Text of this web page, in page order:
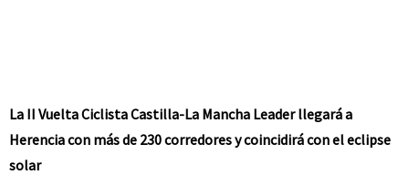
La II Vuelta Ciclista Castilla-La Mancha Leader llegará a
Herencia con más de 230 corredores y coincidirá con el eclipse
solar